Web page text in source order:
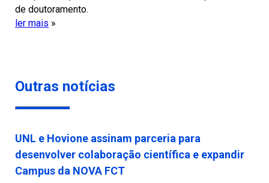
de doutoramento.
ler mais »
Outras notícias
UNL e Hovione assinam parceria para
desenvolver colaboração científica e expandir
Campus da NOVA FCT